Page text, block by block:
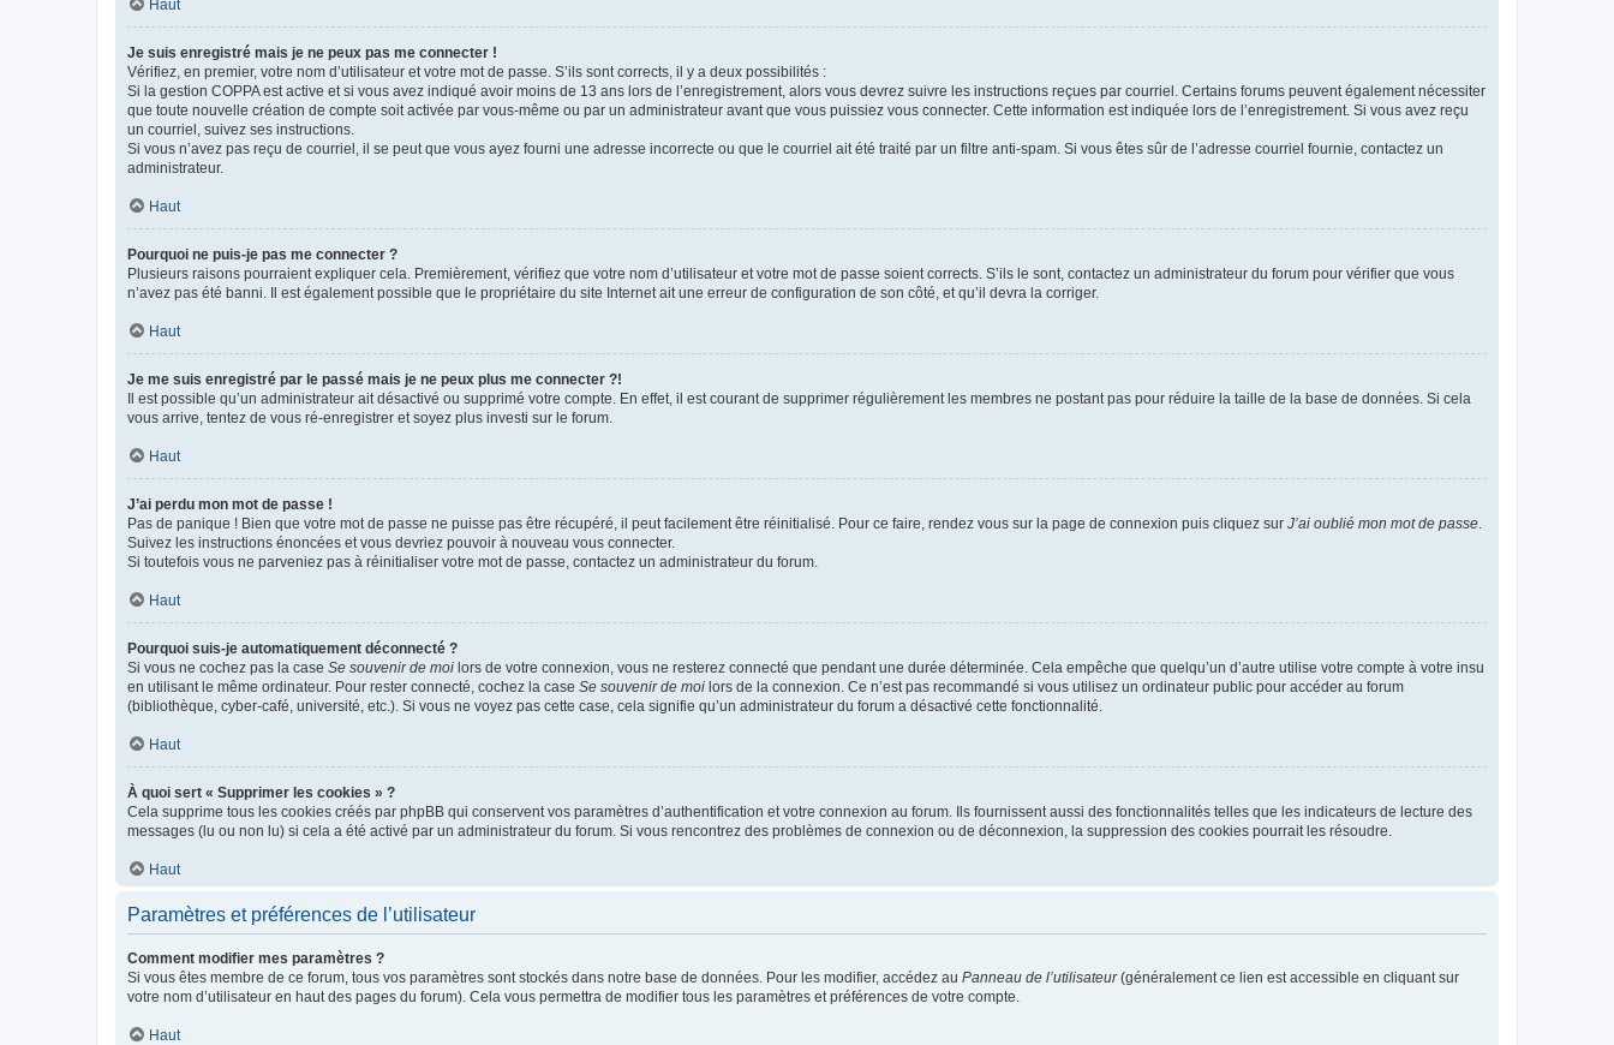
Haut
Je suis enregistré mais je ne peux pas me connecter !
Vérifiez, en premier, votre nom d’utilisateur et votre mot de passe. S’ils sont corrects, il y a deux possibilités :
Si la gestion COPPA est active et si vous avez indiqué avoir moins de 13 ans lors de l’enregistrement, alors vous devrez suivre les instructions reçues par courriel. Certains forums peuvent également nécessiter
que toute nouvelle création de compte soit activée par vous-même ou par un administrateur avant que vous puissiez vous connecter. Cette information est indiquée lors de l’enregistrement. Si vous avez reçu
un courriel, suivez ses instructions.
Si vous n’avez pas reçu de courriel, il se peut que vous ayez fourni une adresse incorrecte ou que le courriel ait été traité par un filtre anti-spam. Si vous êtes sûr de l’adresse courriel fournie, contactez un
administrateur.
Haut
Pourquoi ne puis-je pas me connecter ?
Plusieurs raisons pourraient expliquer cela. Premièrement, vérifiez que votre nom d’utilisateur et votre mot de passe soient corrects. S’ils le sont, contactez un administrateur du forum pour vérifier que vous
n’avez pas été banni. Il est également possible que le propriétaire du site Internet ait une erreur de configuration de son côté, et qu’il devra la corriger.
Haut
Je me suis enregistré par le passé mais je ne peux plus me connecter ?!
Il est possible qu’un administrateur ait désactivé ou supprimé votre compte. En effet, il est courant de supprimer régulièrement les membres ne postant pas pour réduire la taille de la base de données. Si cela
vous arrive, tentez de vous ré-enregistrer et soyez plus investi sur le forum.
Haut
J’ai perdu mon mot de passe !
Pas de panique ! Bien que votre mot de passe ne puisse pas être récupéré, il peut facilement être réinitialisé. Pour ce faire, rendez vous sur la page de connexion puis cliquez sur J’ai oublié mon mot de passe
Suivez les instructions énoncées et vous devriez pouvoir à nouveau vous connecter.
Si toutefois vous ne parveniez pas à réinitialiser votre mot de passe, contactez un administrateur du forum.
Haut
Pourquoi suis-je automatiquement déconnecté ?
Si vous ne cochez pas la case Se souvenir de moi lors de votre connexion, vous ne resterez connecté que pendant une durée déterminée. Cela empêche que quelqu’un d’autre utilise votre compte à votre insu
en utilisant le même ordinateur. Pour rester connecté, cochez la case Se souvenir de moi lors de la connexion. Ce n’est pas recommandé si vous utilisez un ordinateur public pour accéder au forum
(bibliothèque, cyber-café, université, etc.). Si vous ne voyez pas cette case, cela signifie qu’un administrateur du forum a désactivé cette fonctionnalité.
Haut
À quoi sert « Supprimer les cookies » ?
Cela supprime tous les cookies créés par phpBB qui conservent vos paramètres d’authentification et votre connexion au forum. Ils fournissent aussi des fonctionnalités telles que les indicateurs de lecture des
messages (lu ou non lu) si cela a été activé par un administrateur du forum. Si vous rencontrez des problèmes de connexion ou de déconnexion, la suppression des cookies pourrait les résoudre.
Haut
Paramètres et préférences de l’utilisateur
Comment modifier mes paramètres ?
Si vous êtes membre de ce forum, tous vos paramètres sont stockés dans notre base de données. Pour les modifier, accédez au Panneau de l’utilisateur(généralement ce lien est accessible en cliquant sur
votre nom d’utilisateur en haut des pages du forum). Cela vous permettra de modifier tous les paramètres et préférences de votre compte.
Haut